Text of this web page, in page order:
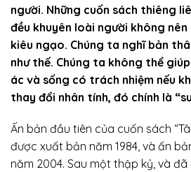
người. Những cuốn sách thiêng
đều khuyên loài người không
kiêu ngạo. Chúng ta nghĩ bản
như thế. Chúng ta không thể
ác và sống có trách nhiệm nếu
thay đổi nhân tính, đó chính là
Ấn bản đầu tiên của cuốn sách
được xuất bản năm 1984, và ấn
năm 2004. Sau một thập kỷ, và